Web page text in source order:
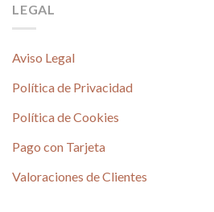
LEGAL
Aviso Legal
Política de Privacidad
Política de Cookies
Pago con Tarjeta
Valoraciones de Clientes